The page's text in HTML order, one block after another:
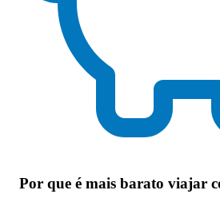
Por que é mais barato viajar